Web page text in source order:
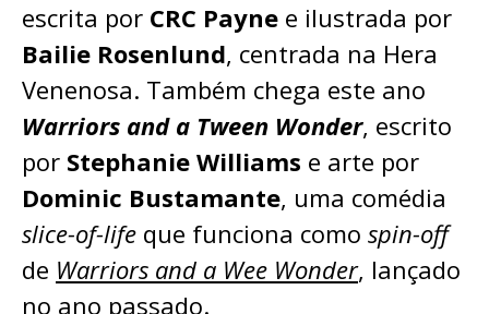
escrita por CRC Payne e ilustrada por
Bailie Rosenlund, centrada na Hera
Venenosa. Também chega este ano
Warriors and a Tween Wonder, escrito
por Stephanie Williams e arte por
Dominic Bustamante, uma comédia
slice-of-life que funciona como spin-off
de Warriors and a Wee Wonder, lançado
no ano passado.